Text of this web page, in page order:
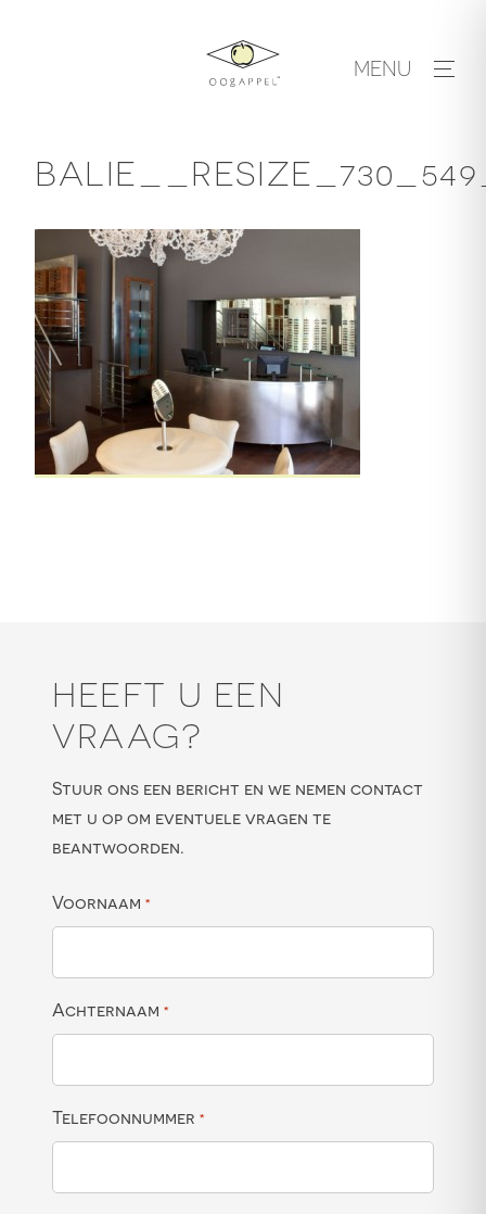
MENU
HEEFT U EEN
VRAAG?
Stuur ons een bericht en we nemen contact
met u op om eventuele vragen te
beantwoorden.
Voornaam *
Achternaam *
Telefoonnummer *